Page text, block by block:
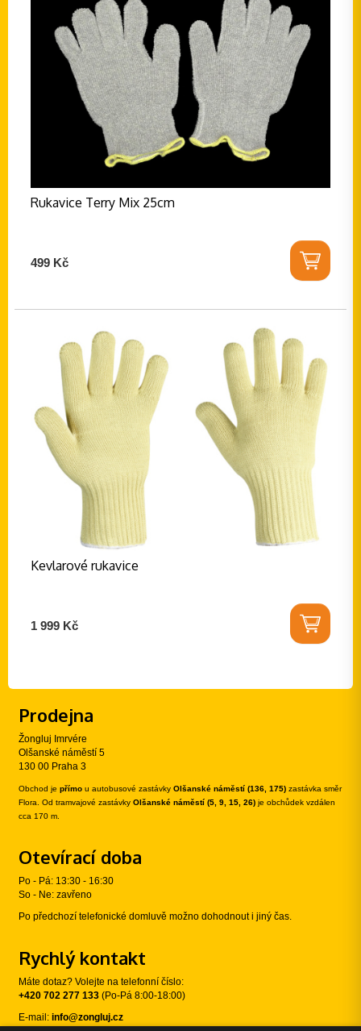
Rukavice Terry Mix 25cm
499 Kč
Kevlarové rukavice
1 999 Kč
Prodejna
Žongluj Imrvére
Olšanské náměstí 5
130 00 Praha 3
Obchod je přímo u autobusové zastávky Olšanské náměstí (136, 175) zastávka směr
Flora. Od tramvajové zastávky Olšanské náměstí (5, 9, 15, 26) je obchůdek vzdálen
cca 170 m.
Otevírací doba
Po - Pá: 13:30 - 16:30
So - Ne: zavřeno
Po předchozí telefonické domluvě možno dohodnout i jiný čas.
Rychlý kontakt
Máte dotaz? Volejte na telefonní číslo:
+420 702 277 133 (Po-Pá 8:00-18:00)
E-mail: info@zongluj.cz